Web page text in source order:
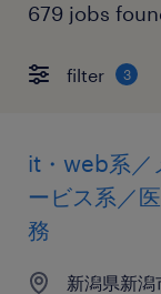
679 jobs
filter 3
it・web系／
ービス系／
務
新潟県新